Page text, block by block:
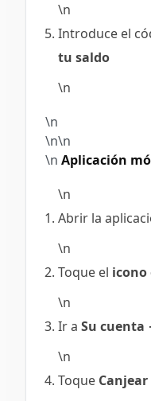
\n
Introduce el
tu saldo
\n
\n
\n\n
\n Aplicación
\n
Abrir la
\n
Toque el icono
\n
Ir a Su cuenta
\n
Toque